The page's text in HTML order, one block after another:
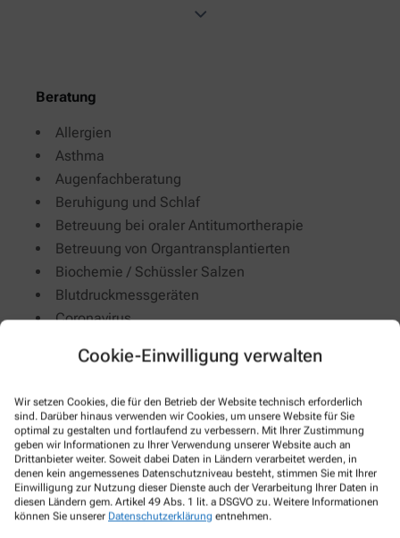
Cookie-Einwilligung verwalten
Wir setzen Cookies, die für den Betrieb der Website technisch erforderlich
sind. Darüber hinaus verwenden wir Cookies, um unsere Website für Sie
optimal zu gestalten und fortlaufend zu verbessern. Mit Ihrer Zustimmung
geben wir Informationen zu Ihrer Verwendung unserer Website auch an
Drittanbieter weiter. Soweit dabei Daten in Ländern verarbeitet werden, in
denen kein angemessenes Datenschutzniveau besteht, stimmen Sie mit Ihrer
Einwilligung zur Nutzung dieser Dienste auch der Verarbeitung Ihrer Daten in
diesen Ländern gem. Artikel 49 Abs. 1 lit. a DSGVO zu. Weitere Informationen
können Sie unserer Datenschutzerklärung entnehmen.
Beratung
Allergien
Asthma
Augenfachberatung
Beruhigung und Schlaf
Betreuung bei oraler Antitumortherapie
Betreuung von Organtransplantierten
Biochemie / Schüssler Salzen
Blutdruckmessgeräten
Coronavirus
Decubitusprophylaxe
Diabetes
Häusliche Pflege
Herz-Kreislauf & Gefäße
Homöopathie
Individuelle Rezepturen
Individuelle Tinkturen